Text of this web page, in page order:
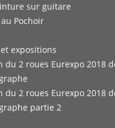
sur guitare
Pochoir
expositions
du 2 roues Eurexpo 2018
du 2 roues Eurexpo 2018
partie 2